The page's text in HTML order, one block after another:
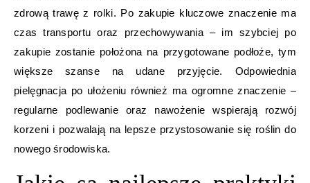
zdrową trawę z rolki. Po zakupie kluczowe znaczenie ma
czas transportu oraz przechowywania – im szybciej po
zakupie zostanie położona na przygotowane podłoże, tym
większe szanse na udane przyjęcie. Odpowiednia
pielęgnacja po ułożeniu również ma ogromne znaczenie –
regularne podlewanie oraz nawożenie wspierają rozwój
korzeni i pozwalają na lepsze przystosowanie się roślin do
nowego środowiska.